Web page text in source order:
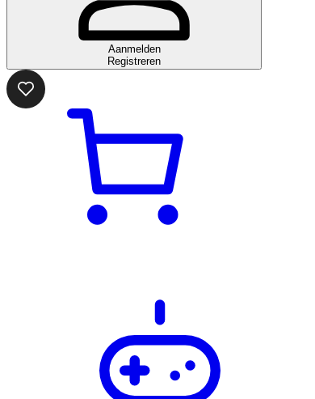
Aanmelden
Registreren